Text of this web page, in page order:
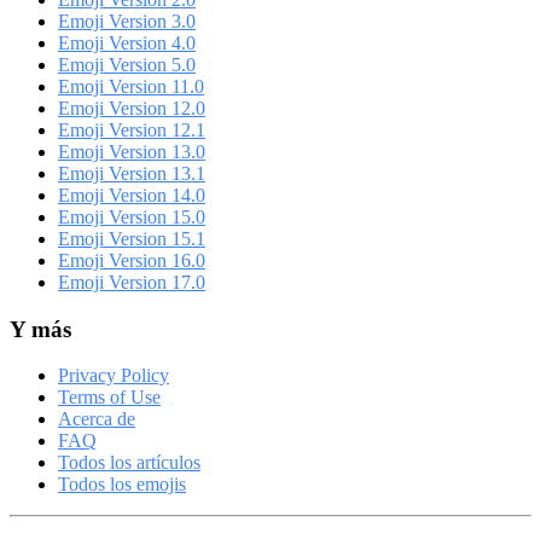
Emoji Version 3.0
Emoji Version 4.0
Emoji Version 5.0
Emoji Version 11.0
Emoji Version 12.0
Emoji Version 12.1
Emoji Version 13.0
Emoji Version 13.1
Emoji Version 14.0
Emoji Version 15.0
Emoji Version 15.1
Emoji Version 16.0
Emoji Version 17.0
Y más
Privacy Policy
Terms of Use
Acerca de
FAQ
Todos los artículos
Todos los emojis